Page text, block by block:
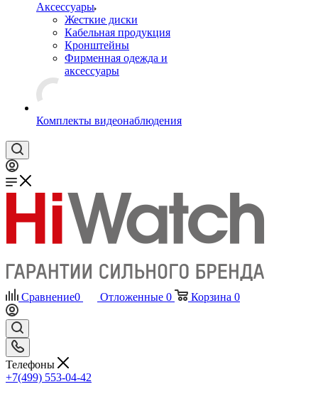
Аксессуары
Жесткие диски
Кабельная продукция
Кронштейны
Фирменная одежда и
аксессуары
Комплекты видеонаблюдения
Сравнение0 Отложенные 0 Корзина 0
Телефоны
+7(499) 553-04-42